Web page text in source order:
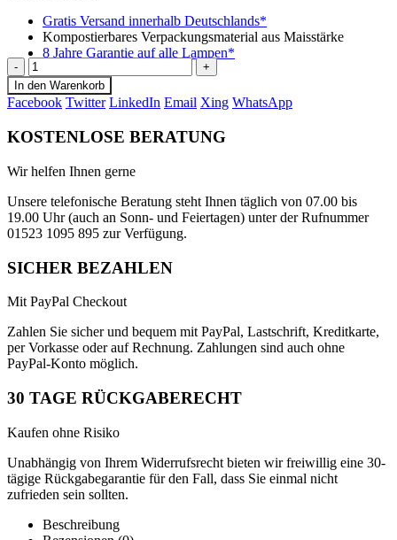
Gratis Versand innerhalb Deutschlands*
Kompostierbares Verpackungsmaterial aus Maisstärke
8 Jahre Garantie auf alle Lampen*
-
+
In den Warenkorb
Facebook Twitter LinkedIn Email Xing WhatsApp
KOSTENLOSE BERATUNG
Wir helfen Ihnen gerne
Unsere telefonische Beratung steht Ihnen täglich von 07.00 bis
19.00 Uhr (auch an Sonn- und Feiertagen) unter der Rufnummer
01523 1095 895 zur Verfügung.
SICHER BEZAHLEN
Mit PayPal Checkout
Zahlen Sie sicher und bequem mit PayPal, Lastschrift, Kreditkarte,
per Vorkasse oder auf Rechnung. Zahlungen sind auch ohne
PayPal-Konto möglich.
30 TAGE RÜCKGABERECHT
Kaufen ohne Risiko
Unabhängig von Ihrem Widerrufsrecht bieten wir freiwillig eine 30-
tägige Rückgabegarantie für den Fall, dass Sie einmal nicht
zufrieden sein sollten.
Beschreibung